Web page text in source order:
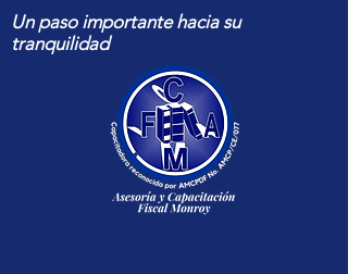
Un paso importante hacia su
tranquilidad